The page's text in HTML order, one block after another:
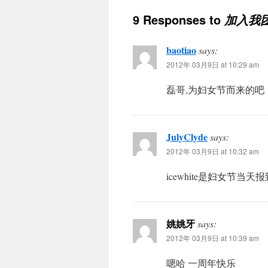
9 Responses to 加入我
baotiaosays:
2012年 03月9日 at 10:29 am
磊哥,为妇女节而来的吧
JulyClydesays:
2012年 03月9日 at 10:32 am
icewhite是妇女节当天报
姚姚牙says:
2012年 03月9日 at 10:39 am
嗯哈 一周年快乐